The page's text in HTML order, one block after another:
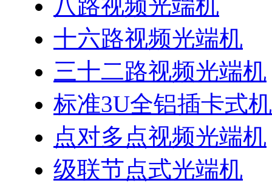
八路视频光端机
十六路视频光端机
三十二路视频光端机
标准3U全铝插卡式
点对多点视频光端机
级联节点式光端机